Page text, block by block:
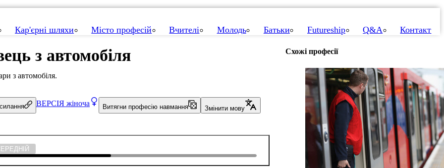
Кар'єрні шляхи Місто професій Вчителі Молодь Батьки Futureship Q&A Контакт
з автомобіля
з автомобіля.
ВЕРСІЯ жіноча Витягни професію навмання Змінити мову
СЕРЕДНІЙ
Схожі професії